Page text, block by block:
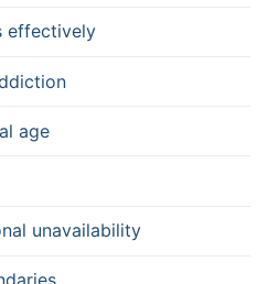
effectively
age
unavailability